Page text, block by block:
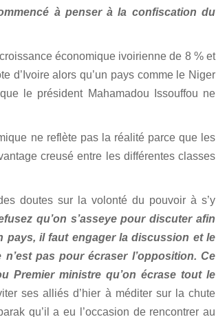
à penser à la confiscation du
économique ivoirienne de 8 % et
d’Ivoire alors qu’un pays comme le Niger
le président Mahamadou Issouffou ne
ne reflète pas la réalité parce que les
creusé entre les différentes classes
doutes sur la volonté du pouvoir à s’y
qu’on s’asseye pour discuter afin
pays, il faut engager la discussion et le
pas pour écraser l’opposition. Ce
Premier ministre qu’on écrase tout le
ses alliés d’hier à méditer sur la chute
qu’il a eu l’occasion de rencontrer au